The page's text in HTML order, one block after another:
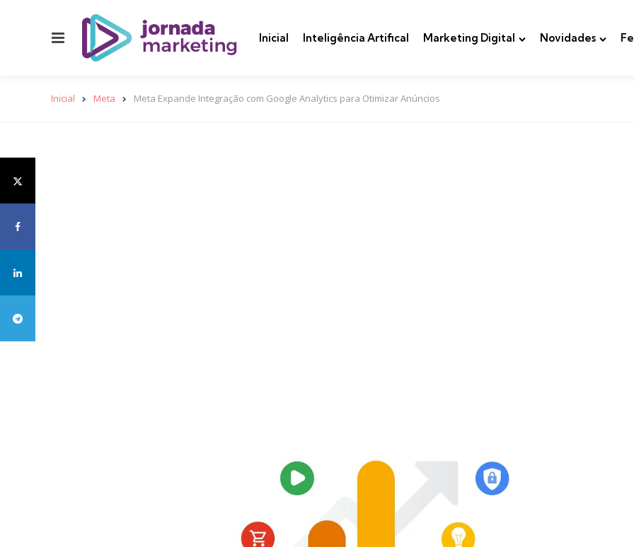
Inicial Inteligência Artifical Marketing Digital Novidades
Inicial Meta Meta Expande Integração com Google Analytics para Otimizar Anúncios